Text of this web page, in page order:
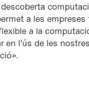
descoberta
a les
a la
en l’ús de les